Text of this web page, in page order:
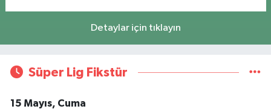
Detaylar için tıklayın
Süper Lig Fikstür
15 Mayıs, Cuma